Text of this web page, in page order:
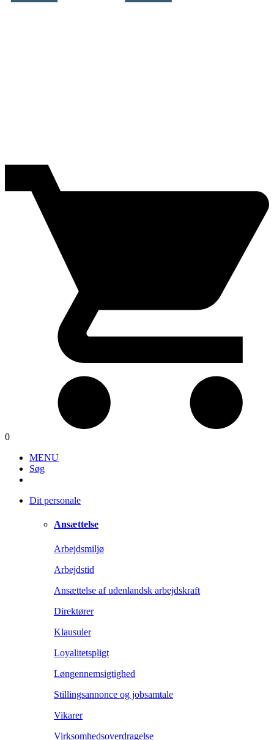
0
MENU
Søg
Dit personale
Ansættelse
Arbejdsmiljø
Arbejdstid
Ansættelse af udenlandsk arbejdskraft
Direktører
Klausuler
Loyalitetspligt
Løngennemsigtighed
Stillingsannonce og jobsamtale
Vikarer
Virksomhedsoverdragelse